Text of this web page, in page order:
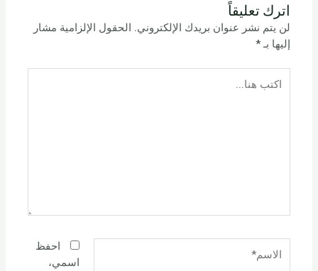
اترك تعليقاً
لن يتم نشر عنوان بريدك الإلكتروني. الحقول الإلزامية مشار
إليها بـ*
هنا...
احفظ
اسمي،